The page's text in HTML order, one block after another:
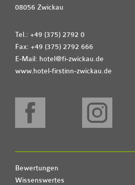
08056 Zwickau
Tel.: +49 (375) 2792 0
Fax: +49 (375) 2792 666
E-Mail: hotel@fi-zwickau.de
www.hotel-firstinn-zwickau.de
Bewertungen
Wissenswertes